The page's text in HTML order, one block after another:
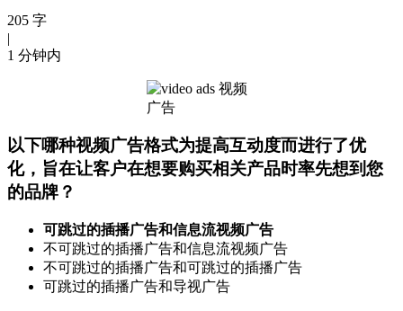
205 字
|
1 分钟内
以下哪种视频广告格式为提高互动度而进行了优
化，旨在让客户在想要购买相关产品时率先想到您
的品牌？
可跳过的插播广告和信息流视频广告
不可跳过的插播广告和信息流视频广告
不可跳过的插播广告和可跳过的插播广告
可跳过的插播广告和导视广告